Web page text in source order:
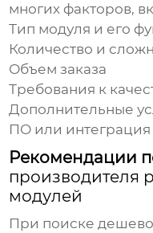
многих факторов,
Тип модуля и его
Количество и
Объем заказа
Требования к
Дополнительные
ПО или интеграция
Рекомендации
производителя
модулей
При поиске